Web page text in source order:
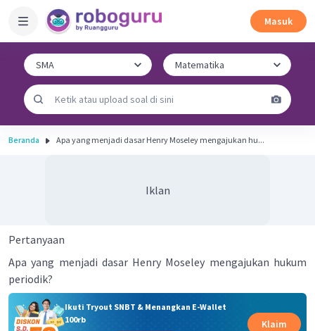
Masuk
Beranda Apa yang menjadi dasar Henry Moseley mengajukan hu...
Iklan
Pertanyaan
Apa yang menjadi dasar Henry Moseley mengajukan hukum
periodik?
Ikuti Tryout SNBT & Menangkan E-Wallet
100rb
Klaim